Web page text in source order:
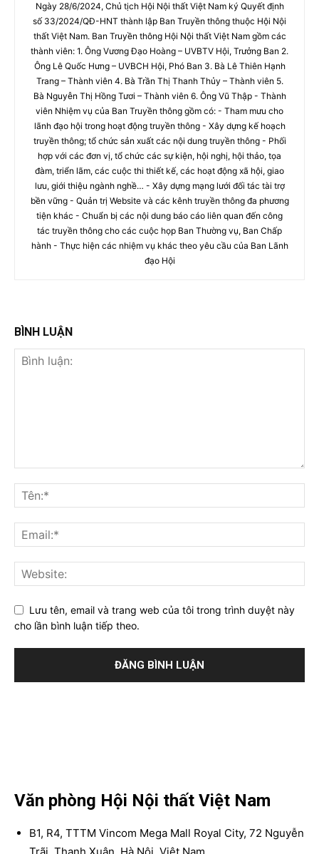
Ngày 28/6/2024, Chủ tịch Hội Nội thất Việt Nam ký Quyết định
số 33/2024/QĐ-HNT thành lập Ban Truyền thông thuộc Hội Nội
thất Việt Nam. Ban Truyền thông Hội Nội thất Việt Nam gồm các
thành viên: 1. Ông Vương Đạo Hoàng – UVBTV Hội, Trưởng Ban 2.
Ông Lê Quốc Hưng – UVBCH Hội, Phó Ban 3. Bà Lê Thiên Hạnh
Trang – Thành viên 4. Bà Trần Thị Thanh Thủy – Thành viên 5.
Bà Nguyễn Thị Hồng Tươi – Thành viên 6. Ông Vũ Thập - Thành
viên Nhiệm vụ của Ban Truyền thông gồm có: - Tham mưu cho
lãnh đạo hội trong hoạt động truyền thông - Xây dựng kế hoạch
truyền thông; tổ chức sản xuất các nội dung truyền thông - Phối
hợp với các đơn vị, tổ chức các sự kiện, hội nghị, hội thảo, tọa
đàm, triển lãm, các cuộc thi thiết kế, các hoạt động xã hội, giao
lưu, giới thiệu ngành nghề… - Xây dựng mạng lưới đối tác tài trợ
bền vững - Quản trị Website và các kênh truyền thông đa phương
tiện khác - Chuẩn bị các nội dung báo cáo liên quan đến công
tác truyền thông cho các cuộc họp Ban Thường vụ, Ban Chấp
hành - Thực hiện các nhiệm vụ khác theo yêu cầu của Ban Lãnh
đạo Hội
BÌNH LUẬN
Lưu tên, email và trang web của tôi trong trình duyệt này
cho lần bình luận tiếp theo.
Văn phòng Hội Nội thất Việt Nam
B1, R4, TTTM Vincom Mega Mall Royal City, 72 Nguyễn